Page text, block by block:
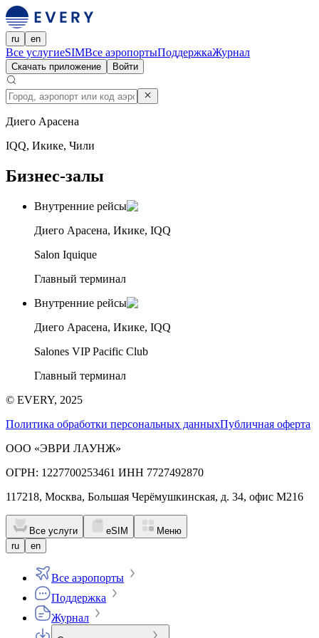
ru en
Все услугиeSIMВсе аэропортыПоддержкаЖурнал
Скачать приложение Войти
Диего Арасена
IQQ, Икике, Чили
Бизнес-залы
Внутренние рейсы
Диего Арасена, Икике, IQQ
Salon Iquique
Главный терминал
Внутренние рейсы
Диего Арасена, Икике, IQQ
Salones VIP Pacific Club
Главный терминал
© EVERY, 2025
Политика обработки персональных данныхПубличная оферта
ООО «ЭВРИ ЛАУНЖ»
ОГРН: 1227700253461 ИНН 7727492870
117218, Москва, Большая Черёмушкинская, д. 34, офис М216
Все услуги eSIM
Меню
ru
en
Все аэропорты
Поддержка
Журнал